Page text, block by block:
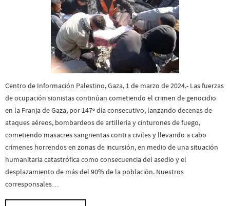
Centro de Información Palestino, Gaza, 1 de marzo de 2024.- Las fuerzas
de ocupación sionistas continúan cometiendo el crimen de genocidio
en la Franja de Gaza, por 147º día consecutivo, lanzando decenas de
ataques aéreos, bombardeos de artillería y cinturones de fuego,
cometiendo masacres sangrientas contra civiles y llevando a cabo
crímenes horrendos en zonas de incursión, en medio de una situación
humanitaria catastrófica como consecuencia del asedio y el
desplazamiento de más del 90% de la población. Nuestros
corresponsales…